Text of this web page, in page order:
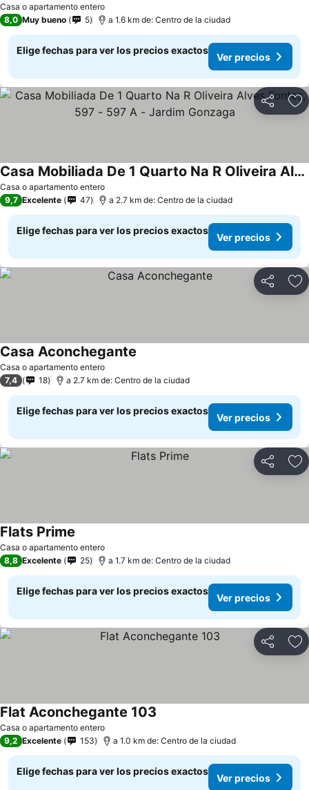
Casa o apartamento entero
8,0 Muy bueno 5 a 1.6 km de: Centro de la ciudad
Elige fechas para ver los precios exactos
Ver precios
Compartir
Casa o apartamento entero
Casa Mobiliada De 1 Quarto Na R Oliveira Alves Fontes, 597 - 597 A - Jardim Gonzaga
9,7 Excelente 47 a 2.7 km de: Centro de la ciudad
Elige fechas para ver los precios exactos
Ver precios
Compartir
Casa o apartamento entero
Casa Aconchegante
7,4 18 a 2.7 km de: Centro de la ciudad
Elige fechas para ver los precios exactos
Ver precios
Compartir
Casa o apartamento entero
Flats Prime
8,8 Excelente 25 a 1.7 km de: Centro de la ciudad
Elige fechas para ver los precios exactos
Ver precios
Compartir
Casa o apartamento entero
Flat Aconchegante 103
9,2 Excelente 153 a 1.0 km de: Centro de la ciudad
Elige fechas para ver los precios exactos
Ver precios